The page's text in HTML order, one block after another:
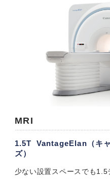
MRI
1.5T VantageElan（キ
ズ）
少ない設置スペースでも